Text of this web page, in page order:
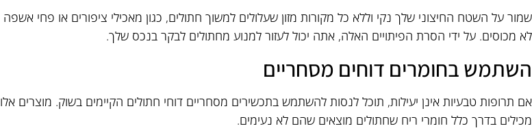
שמור על השטח החיצוני שלך נקי וללא כל מקורות מזון שעלולים למשוך חתולים, כגון מאכילי ציפורים או פחי אשפה
לא מכוסים. על ידי הסרת הפיתויים האלה, אתה יכול לעזור למנוע מחתולים לבקר בנכס שלך.
השתמש בחומרים דוחים מסחריים
אם תרופות טבעיות אינן יעילות, תוכל לנסות להשתמש בתכשירים מסחריים דוחי חתולים הקיימים בשוק. מוצרים אלו
מכילים בדרך כלל חומרי ריח שחתולים מוצאים שהם לא נעימים.